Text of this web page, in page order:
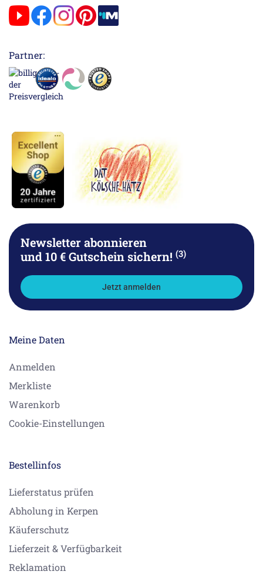
Partner:
Newsletter abonnieren
und 10 € Gutschein sichern! (3)
Jetzt anmelden
Meine Daten
Anmelden
Merkliste
Warenkorb
Cookie-Einstellungen
Bestellinfos
Lieferstatus prüfen
Abholung in Kerpen
Käuferschutz
Lieferzeit & Verfügbarkeit
Reklamation